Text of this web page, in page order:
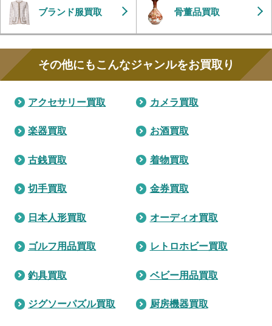
ブランド服買取 骨董品買取
その他にもこんなジャンルをお買取り
アクセサリー買取 カメラ買取
楽器買取 お酒買取
古銭買取 着物買取
切手買取 金券買取
日本人形買取 オーディオ買取
ゴルフ用品買取 レトロホビー買取
釣具買取 ベビー用品買取
ジグソーパズル買取 厨房機器買取